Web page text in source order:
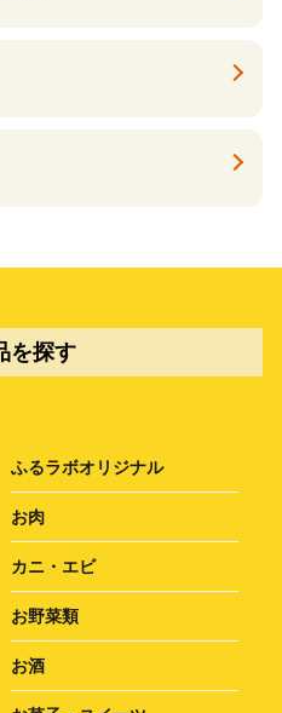
を探す
ふるラボオリジナル
お肉
カニ・エビ
お野菜類
お酒